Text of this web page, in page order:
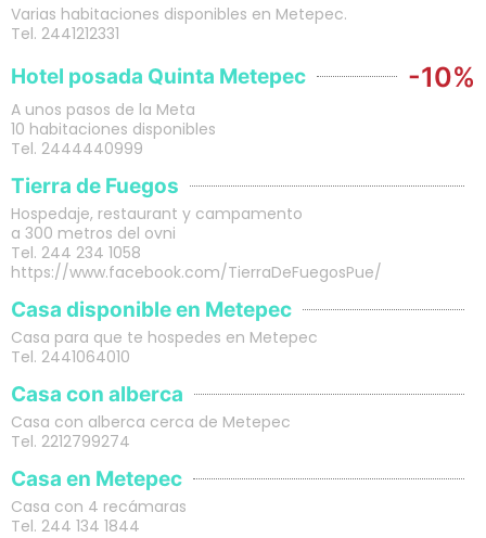
Varias habitaciones disponibles en Metepec.
Tel. 2441212331
Hotel posada Quinta Metepec -10%
A unos pasos de la Meta
10 habitaciones disponibles
Tel. 2444440999
Tierra de Fuegos
Hospedaje, restaurant y campamento
a 300 metros del ovni
Tel. 244 234 1058
https://www.facebook.com/TierraDeFuegosPue/
Casa disponible en Metepec
Casa para que te hospedes en Metepec
Tel. 2441064010
Casa con alberca
Casa con alberca cerca de Metepec
Tel. 2212799274
Casa en Metepec
Casa con 4 recámaras
Tel. 244 134 1844